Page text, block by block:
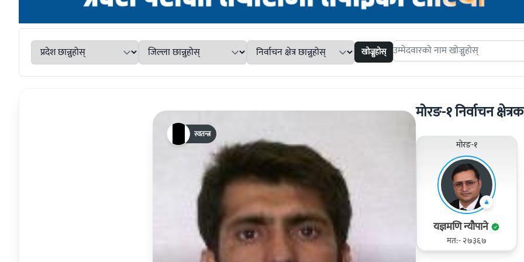
खोज्नुहोस् Search candidates
स्वतन्त्र
मोरङ-१ निर्वाचन
मोरङ-१
यज्ञमणि न्याैपाने
मत:- २७३६७